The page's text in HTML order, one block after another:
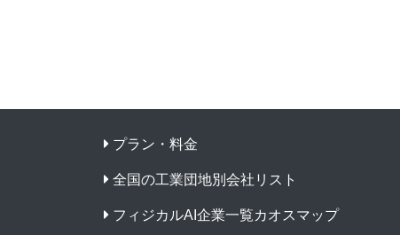
プラン・料金
全国の工業団地別会社リスト
フィジカルAI企業一覧カオスマップ